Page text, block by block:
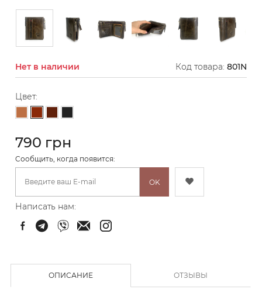
Нет в наличии Код товара: 801N
Цвет:
790 грн
Cообщить, когда появится:
OK
Написать нам:
ОПИСАНИЕ ОТЗЫВЫ